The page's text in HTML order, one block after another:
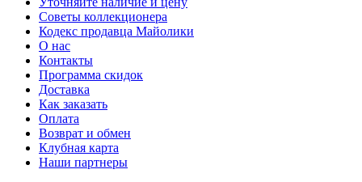
Советы коллекционера
Кодекс продавца Майолики
О нас
Контакты
Программа скидок
Доставка
Как заказать
Оплата
Возврат и обмен
Клубная карта
Наши партнеры